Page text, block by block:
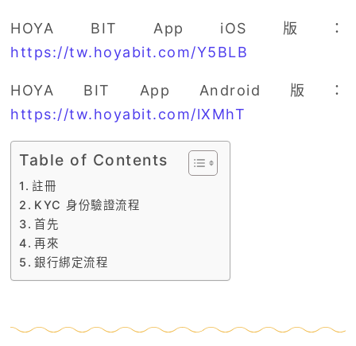
HOYA BIT App iOS 版：
https://tw.hoyabit.com/Y5BLB
HOYA BIT App Android 版：
https://tw.hoyabit.com/lXMhT
Table of Contents
註冊
KYC 身份驗證流程
首先
再來
銀行綁定流程